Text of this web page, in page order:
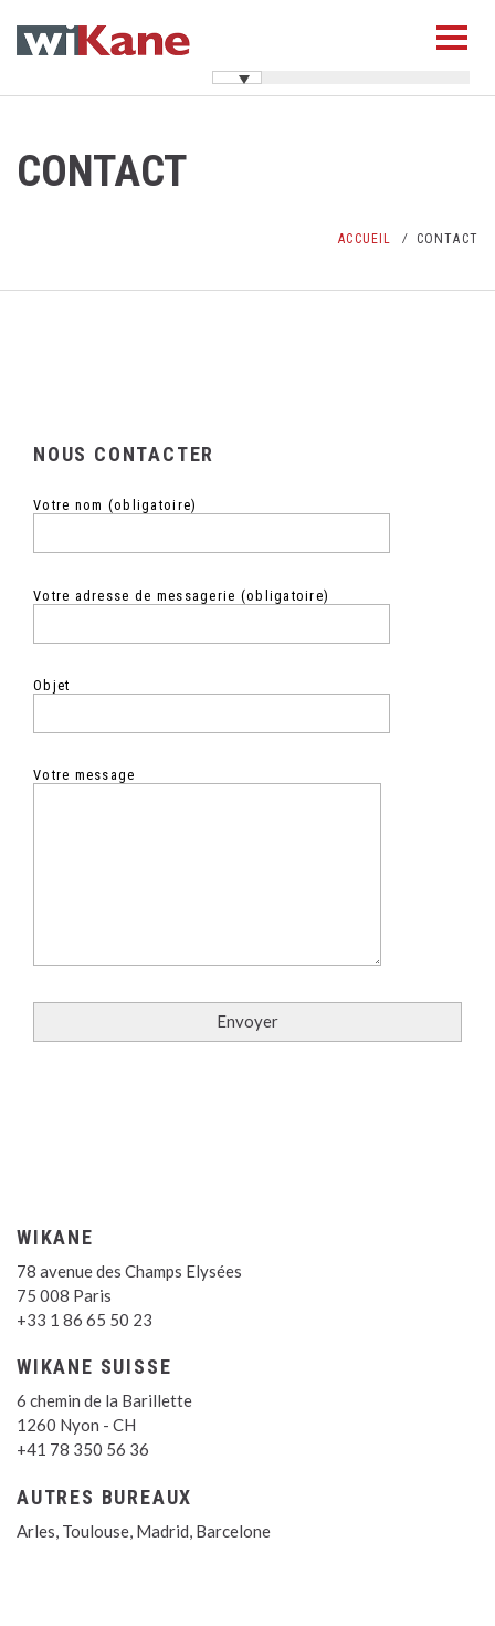
CONTACT
ACCUEIL CONTACT
NOUS CONTACTER
Votre nom (obligatoire)
Votre adresse de messagerie (obligatoire)
Objet
Votre message
WIKANE
78 avenue des Champs Elysées
75 008 Paris
+33 1 86 65 50 23
WIKANE SUISSE
6 chemin de la Barillette
1260 Nyon - CH
+41 78 350 56 36
AUTRES BUREAUX
Arles, Toulouse, Madrid, Barcelone